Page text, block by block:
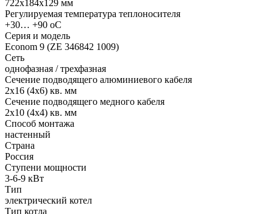
722х184х129 мм
Регулируемая температура теплоносителя
+30… +90 оС
Серия и модель
Econom 9 (ZE 346842 1009)
Сеть
однофазная / трехфазная
Сечение подводящего алюминиевого кабеля
2х16 (4х6) кв. мм
Сечение подводящего медного кабеля
2х10 (4х4) кв. мм
Способ монтажа
настенный
Страна
Россия
Ступени мощности
3-6-9 кВт
Тип
электрический котел
Тип котла